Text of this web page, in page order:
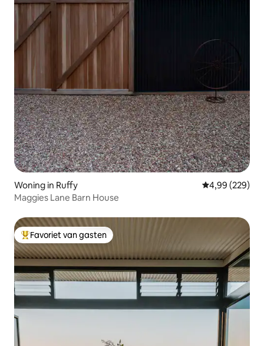
Woning in Ruffy Gemiddelde
4,99 (229)
Maggies Lane Barn House
Topfavoriet van gasten
Favoriet van gasten